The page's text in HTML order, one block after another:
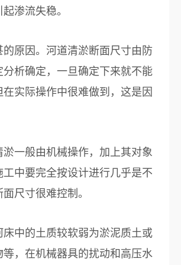
起渗流失稳。
原因。河道清淤断面尺寸由防
析确定，一旦确定下来就不能
实际操作中很难做到，这是因
般由机械操作，加上其对象
中要完全按设计进行几乎是不
尺寸很难控制。
的土质较软弱为淤泥质土或
，在机械器具的扰动和高压水